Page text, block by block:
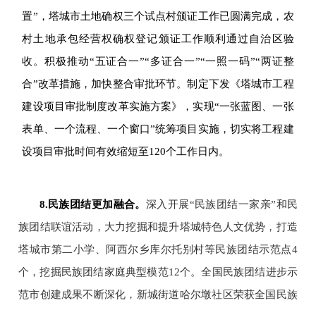
置”，塔城市土地确权三个试点村颁证工作已圆满完成，农
村土地承包经营权确权登记颁证工作顺利通过自治区验
收。积极推动“五证合一”“多证合一”“一照一码”“两证整
合”改革措施，加快整合审批环节。制定下发《塔城市工程
建设项目审批制度改革实施方案》，实现“一张蓝图、一张
表单、一个流程、一个窗口”统筹项目实施，切实将工程建
设项目审批时间有效缩短至120个工作日内。
8. 民族团结更加融合。 深入开展“民族团结一家亲”和民
族团结联谊活动，大力挖掘和提升塔城特色人文优势，打造
塔城市第二小学、阿西尔乡库尔托别村等民族团结示范点4
个，挖掘民族团结家庭典型模范12个。全国民族团结进步示
范市创建成果不断深化，新城街道哈尔墩社区荣获全国民族